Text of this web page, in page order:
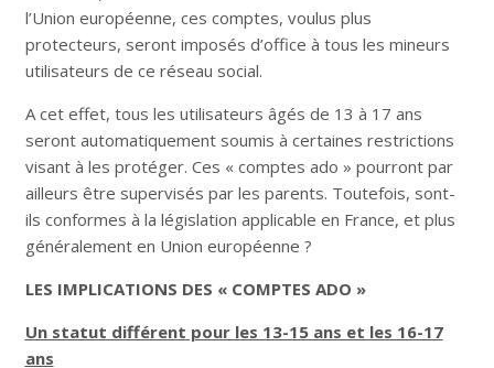
l’Union européenne, ces comptes, voulus plus
protecteurs, seront imposés d’office à tous les mineurs
utilisateurs de ce réseau social.
A cet effet, tous les utilisateurs âgés de 13 à 17 ans
seront automatiquement soumis à certaines restrictions
visant à les protéger. Ces « comptes ado » pourront par
ailleurs être supervisés par les parents. Toutefois, sont-
ils conformes à la législation applicable en France, et plus
généralement en Union européenne ?
LES IMPLICATIONS DES « COMPTES ADO »
Un statut différent pour les 13-15 ans et les 16-17
ans